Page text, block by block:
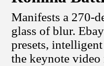
Manifests a 270-
glass of blur.
presets,
the keynote